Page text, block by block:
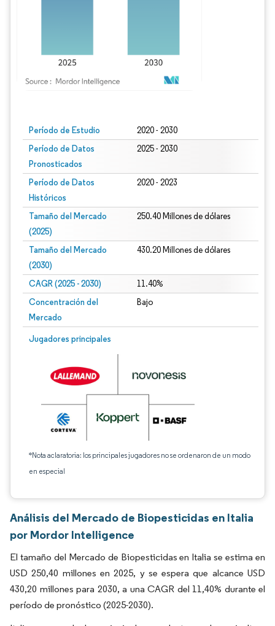
Período de Estudio 2020 - 2030
Período de Datos
Pronosticados
2025 - 2030
Período de Datos
Históricos
2020 - 2023
Tamaño del Mercado
(2025)
250.40 Millones de dólares
Tamaño del Mercado
(2030)
430.20 Millones de dólares
CAGR (2025 - 2030) 11.40%
Concentración del
Mercado
Bajo
Jugadores principales
*Nota aclaratoria: los principales jugadores no se ordenaron de un modo
en especial
Análisis del Mercado de Biopesticidas en Italia
por Mordor Intelligence
El tamaño del Mercado de Biopesticidas en Italia se estima en
USD 250,40 millones en 2025, y se espera que alcance USD
430,20 millones para 2030, a una CAGR del 11,40% durante el
período de pronóstico (2025-2030).